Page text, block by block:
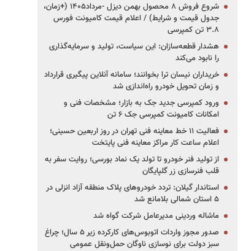
شروع فروش ۸ محصول بهمن دیزل -مرداد۱۴۰۵ (+زمان،
جدول قیمت و شرایط) / اعلام قیمت کامیونت فورس
۳.۸ تن کمپرسی
هشدار قطعه‌سازان: این سیاست، تولید و سرمایه‌گذاری
را نابود می‌کند
خریداران نیسان ترا بخوانند؛ سامانه آنلاین پیگیری قرارداد
و زمان تحویل خودرو راه‌اندازی شد
ورود کمپرسی جدید جک به بازار؛ مشخصات فنی و
امکانات کامیونت کمپرسی جک ۶ تن
فعالیت ۱۱ خط معاینه فنی تهران در روز اربعین حسینی؛
اعلام ساعت کار مراکز معاینه فنی پایتخت
از تولید فنر خودرو تا تولد یک نماد بورسی؛ روایت سفر به
قلب فنرسازی زر گلپایگان
استاندار گیلان: تردد خودروهای پلاک منطقه آزاد انزلی در
۵ استان شمالی بلامانع شد
ماشاله وردینی مدیرعامل شرکت گواه شد
صدور مجوز واردات اتوبوس‌های کارکرده زیر ۵ سال؛ چراغ
سبز دولت برای نوسازی ناوگان حمل‌ونقل عمومی